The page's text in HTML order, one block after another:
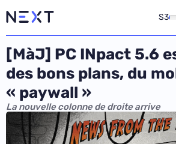
S3
[MàJ] PC INpact 5.6
des bons plans, du
« paywall »
La nouvelle colonne de droite arrive